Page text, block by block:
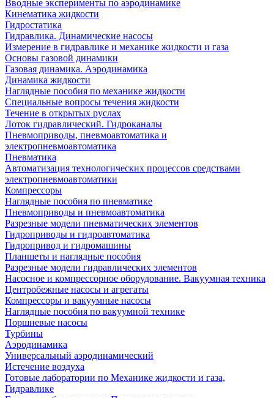
Вводные эксперименты по аэродинамике
Кинематика жидкости
Гидростатика
Гидравлика. Динамические насосы
Измерение в гидравлике и механике жидкости и газа
Основы газовой динамики
Газовая динамика. Аэродинамика
Динамика жидкости
Наглядные пособия по механике жидкости
Специальные вопросы течения жидкости
Течение в открытых руслах
Лоток гидравлический. Гидроканалы
Пневмоприводы, пневмоавтоматика и
электропневмоавтоматика
Пневматика
Автоматизация технологических процессов средствами
электропневмоавтоматики
Компрессоры
Наглядные пособия по пневматике
Пневмоприводы и пневмоавтоматика
Разрезные модели пневматических элементов
Гидроприводы и гидроавтоматика
Гидропривод и гидромашины
Планшеты и наглядные пособия
Разрезные модели гидравлических элементов
Насосное и компрессорное оборудование. Вакуумная техника
Центробежные насосы и агрегаты
Компрессоры и вакуумные насосы
Наглядные пособия по вакуумной технике
Поршневые насосы
Турбины
Аэродинамика
Универсальный аэродинамический
Истечение воздуха
Готовые лаборатории по Механике жидкости и газа,
Гидравлике